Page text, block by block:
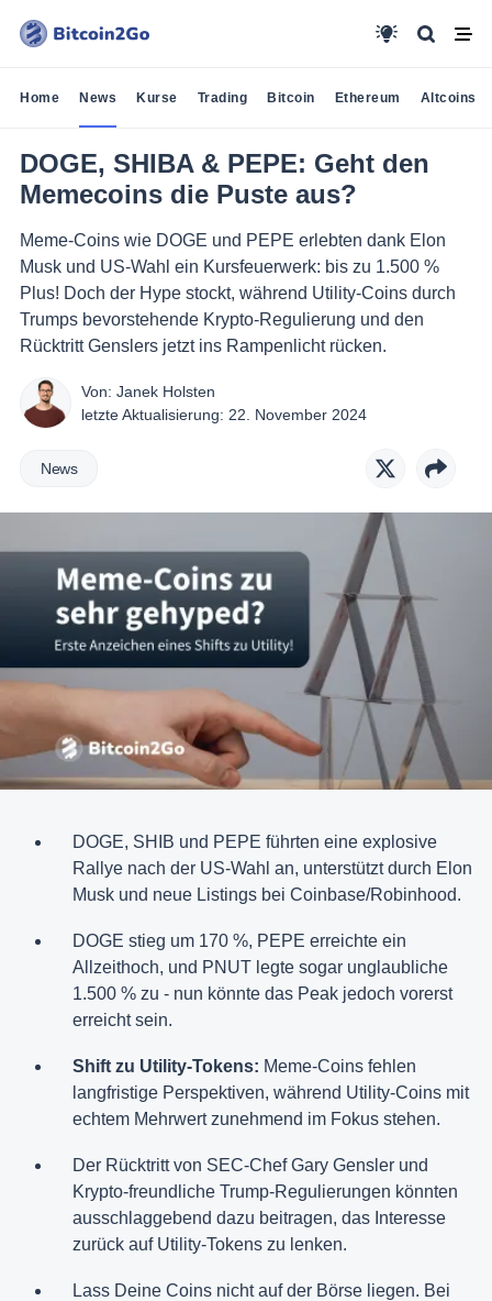
Home News Kurse Trading Bitcoin Ethereum Altcoins
DOGE, SHIBA & PEPE: Geht den
Memecoins die Puste aus?
Meme-Coins wie DOGE und PEPE erlebten dank Elon
Musk und US-Wahl ein Kursfeuerwerk: bis zu 1.500 %
Plus! Doch der Hype stockt, während Utility-Coins durch
Trumps bevorstehende Krypto-Regulierung und den
Rücktritt Genslers jetzt ins Rampenlicht rücken.
Von: Janek Holsten
letzte Aktualisierung: 22. November 2024
News
DOGE, SHIB und PEPE führten eine explosive
Rallye nach der US-Wahl an, unterstützt durch Elon
Musk und neue Listings bei Coinbase/Robinhood.
DOGE stieg um 170 %, PEPE erreichte ein
Allzeithoch, und PNUT legte sogar unglaubliche
1.500 % zu - nun könnte das Peak jedoch vorerst
erreicht sein.
Shift zu Utility-Tokens: Meme-Coins fehlen
langfristige Perspektiven, während Utility-Coins mit
echtem Mehrwert zunehmend im Fokus stehen.
Der Rücktritt von SEC-Chef Gary Gensler und
Krypto-freundliche Trump-Regulierungen könnten
ausschlaggebend dazu beitragen, das Interesse
zurück auf Utility-Tokens zu lenken.
Lass Deine Coins nicht auf der Börse liegen. Bei